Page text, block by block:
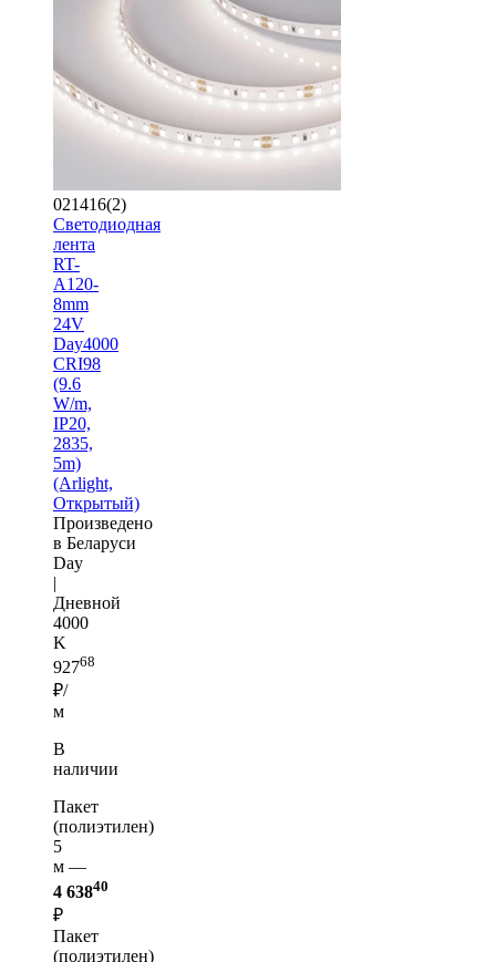
021416(2)
Светодиодная
лента
RT-
A120-
8mm
24V
Day4000
CRI98
(9.6
W/m,
IP20,
2835,
5m)
(Arlight,
Открытый)
Произведено
в Беларуси
Day
|
Дневной
4000
K
92768
₽/
м
В
наличии
Пакет
(полиэтилен)
5
м —
4 63840
₽
Пакет
(полиэтилен)